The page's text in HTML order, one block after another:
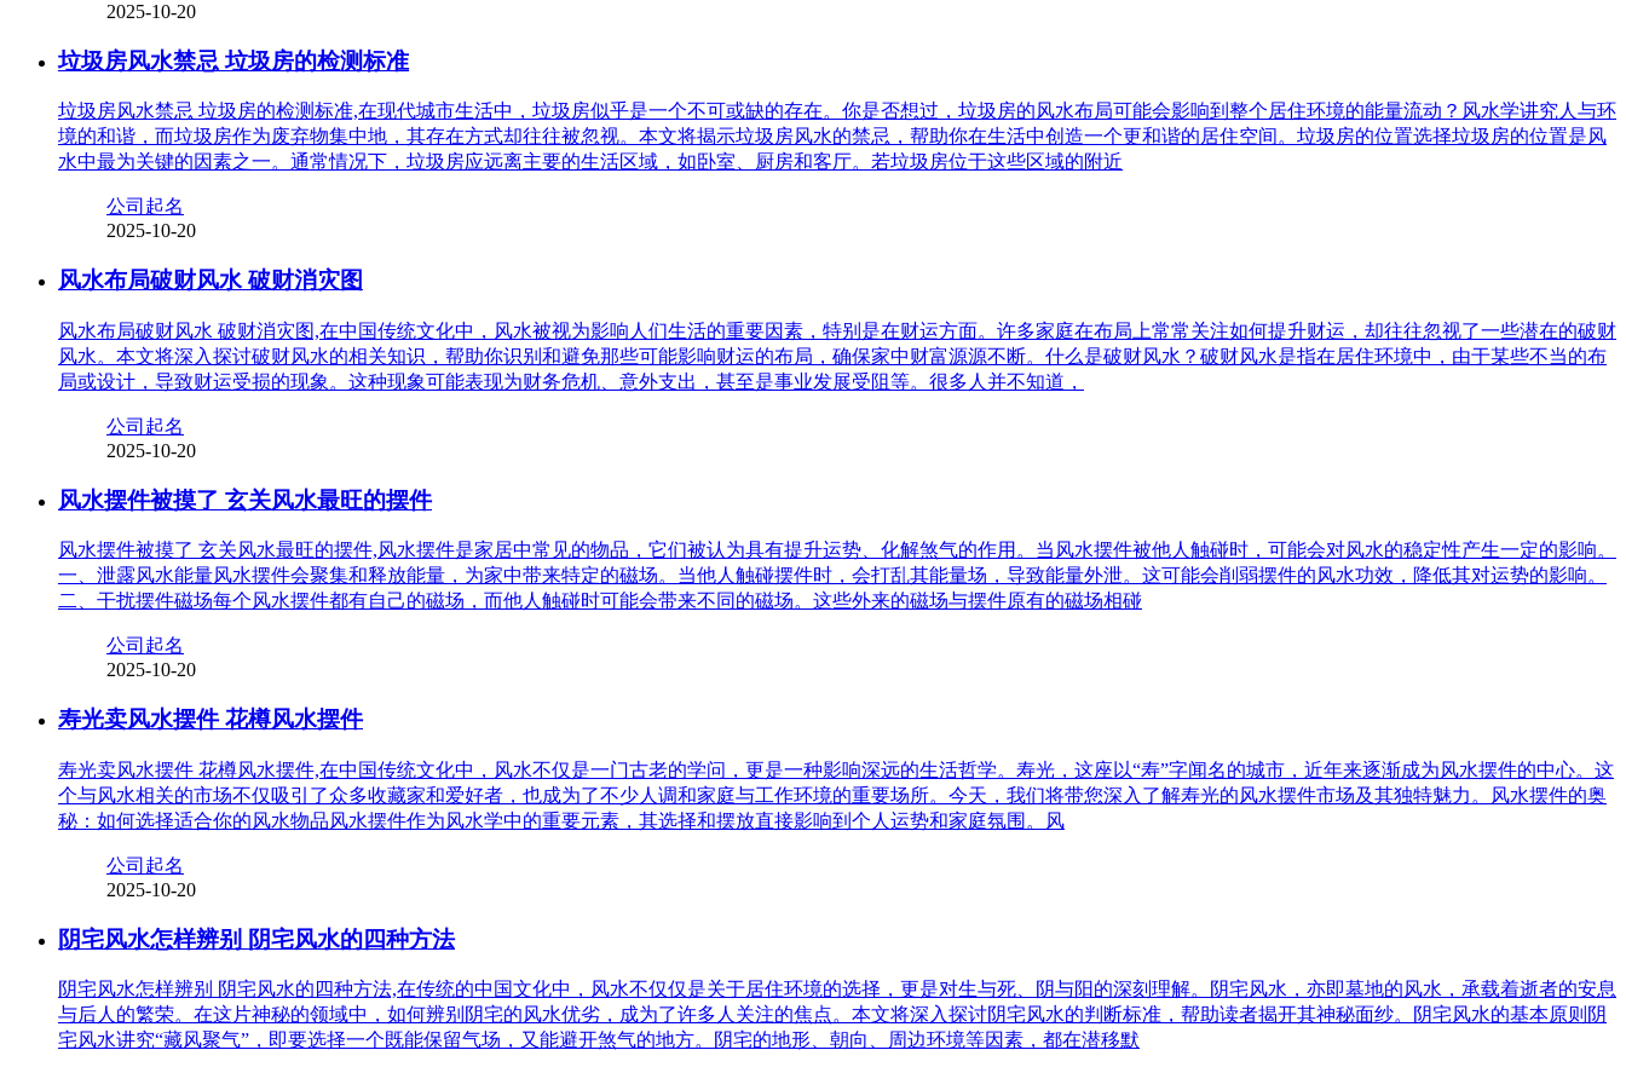
2025-10-20
垃圾房风水禁忌 垃圾房的检测标准
垃圾房风水禁忌 垃圾房的检测标准,在现代城市生活中，垃圾房似乎是一个不可或缺的存在。你是否想过，垃圾房的风水布局可能会影响到整个居住环境的能量流动？风水学讲究人与环
境的和谐，而垃圾房作为废弃物集中地，其存在方式却往往被忽视。本文将揭示垃圾房风水的禁忌，帮助你在生活中创造一个更和谐的居住空间。垃圾房的位置选择垃圾房的位置是风
水中最为关键的因素之一。通常情况下，垃圾房应远离主要的生活区域，如卧室、厨房和客厅。若垃圾房位于这些区域的附近
公司起名
2025-10-20
风水布局破财风水 破财消灾图
风水布局破财风水 破财消灾图,在中国传统文化中，风水被视为影响人们生活的重要因素，特别是在财运方面。许多家庭在布局上常常关注如何提升财运，却往往忽视了一些潜在的破财
风水。本文将深入探讨破财风水的相关知识，帮助你识别和避免那些可能影响财运的布局，确保家中财富源源不断。什么是破财风水？破财风水是指在居住环境中，由于某些不当的布
局或设计，导致财运受损的现象。这种现象可能表现为财务危机、意外支出，甚至是事业发展受阻等。很多人并不知道，
公司起名
2025-10-20
风水摆件被摸了 玄关风水最旺的摆件
风水摆件被摸了 玄关风水最旺的摆件,风水摆件是家居中常见的物品，它们被认为具有提升运势、化解煞气的作用。当风水摆件被他人触碰时，可能会对风水的稳定性产生一定的影响。
一、泄露风水能量风水摆件会聚集和释放能量，为家中带来特定的磁场。当他人触碰摆件时，会打乱其能量场，导致能量外泄。这可能会削弱摆件的风水功效，降低其对运势的影响。
二、干扰摆件磁场每个风水摆件都有自己的磁场，而他人触碰时可能会带来不同的磁场。这些外来的磁场与摆件原有的磁场相碰
公司起名
2025-10-20
寿光卖风水摆件 花樽风水摆件
寿光卖风水摆件 花樽风水摆件,在中国传统文化中，风水不仅是一门古老的学问，更是一种影响深远的生活哲学。寿光，这座以“寿”字闻名的城市，近年来逐渐成为风水摆件的中心。这
个与风水相关的市场不仅吸引了众多收藏家和爱好者，也成为了不少人调和家庭与工作环境的重要场所。今天，我们将带您深入了解寿光的风水摆件市场及其独特魅力。风水摆件的奥
秘：如何选择适合你的风水物品风水摆件作为风水学中的重要元素，其选择和摆放直接影响到个人运势和家庭氛围。风
公司起名
2025-10-20
阴宅风水怎样辨别 阴宅风水的四种方法
阴宅风水怎样辨别 阴宅风水的四种方法,在传统的中国文化中，风水不仅仅是关于居住环境的选择，更是对生与死、阴与阳的深刻理解。阴宅风水，亦即墓地的风水，承载着逝者的安息
与后人的繁荣。在这片神秘的领域中，如何辨别阴宅的风水优劣，成为了许多人关注的焦点。本文将深入探讨阴宅风水的判断标准，帮助读者揭开其神秘面纱。阴宅风水的基本原则阴
宅风水讲究“藏风聚气”，即要选择一个既能保留气场，又能避开煞气的地方。阴宅的地形、朝向、周边环境等因素，都在潜移默